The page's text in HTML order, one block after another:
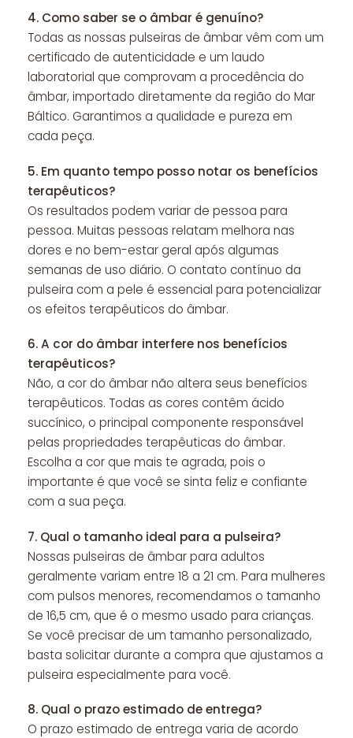
4. Como saber se o âmbar é genuíno?
Todas as nossas pulseiras de âmbar vêm com um
certificado de autenticidade e um laudo
laboratorial que comprovam a procedência do
âmbar, importado diretamente da região do Mar
Báltico. Garantimos a qualidade e pureza em
cada peça.
5. Em quanto tempo posso notar os benefícios
terapêuticos?
Os resultados podem variar de pessoa para
pessoa. Muitas pessoas relatam melhora nas
dores e no bem-estar geral após algumas
semanas de uso diário. O contato contínuo da
pulseira com a pele é essencial para potencializar
os efeitos terapêuticos do âmbar.
6.A cor do âmbar interfere nos benefícios
terapêuticos?
Não, a cor do âmbar não altera seus benefícios
terapêuticos. Todas as cores contêm ácido
succínico, o principal componente responsável
pelas propriedades terapêuticas do âmbar.
Escolha a cor que mais te agrada, pois o
importante é que você se sinta feliz e confiante
com a sua peça.
7. Qual o tamanho ideal para a pulseira?
Nossas pulseiras de âmbar para adultos
geralmente variam entre 18 a 21 cm. Para mulheres
com pulsos menores, recomendamos o tamanho
de 16,5 cm, que é o mesmo usado para crianças.
Se você precisar de um tamanho personalizado,
basta solicitar durante a compra que ajustamos a
pulseira especialmente para você.
8. Qual o prazo estimado de entrega?
O prazo estimado de entrega varia de acordo